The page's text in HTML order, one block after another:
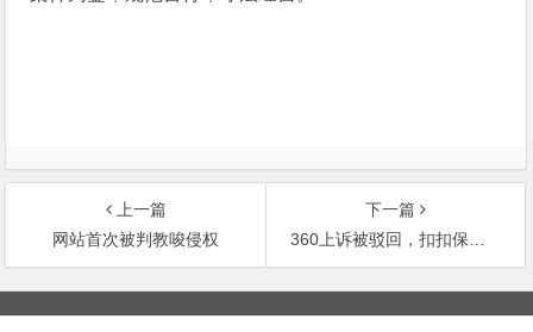
上一篇
网站首次被判教唆侵权
下一篇
360上诉被驳回，扣扣保镖侵权性质一锤定音
文
章